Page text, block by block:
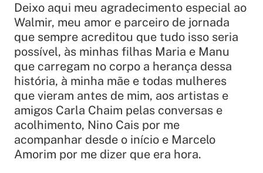
Deixo aqui meu agradecimento especial ao
Walmir, meu amor e parceiro de jornada
que sempre acreditou que tudo isso seria
possível, às minhas filhas Maria e Manu
que carregam no corpo a herança dessa
história, à minha mãe e todas mulheres
que vieram antes de mim, aos artistas e
amigos Carla Chaim pelas conversas e
acolhimento, Nino Cais por me
acompanhar desde o início e Marcelo
Amorim por me dizer que era hora.